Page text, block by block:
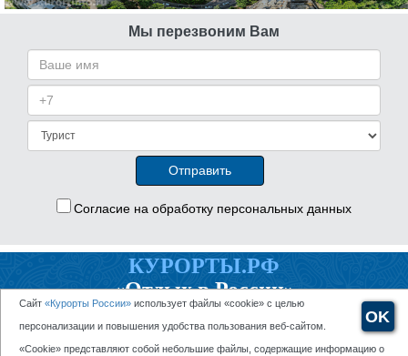
Мы перезвоним Вам
Согласие на обработку персональных данных
КУРОРТЫ.РФ
«Отдых в России»
8 (495) 877-23-23
Политика конфиденциальности
OK
Сайт «Курорты России» использует файлы «cookie» с целью
персонализации и повышения удобства пользования веб-сайтом.
«Cookie» представляют собой небольшие файлы, содержащие информацию о